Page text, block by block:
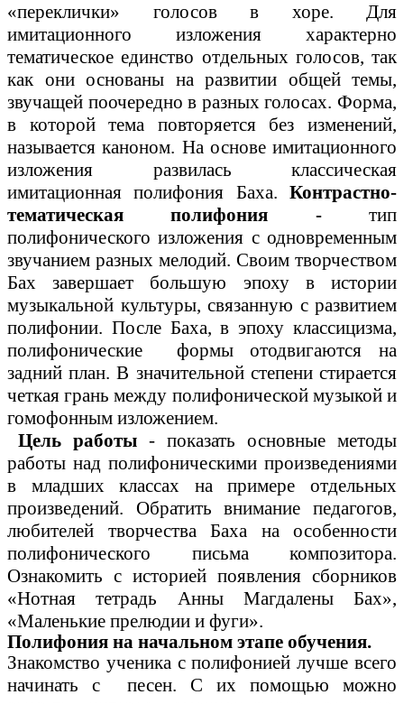
«переклички» голосов в хоре. Для
имитационного изложения характерно
тематическое единство отдельных голосов, так
как они основаны на развитии общей темы,
звучащей поочередно в разных голосах. Форма,
в которой тема повторяется без изменений,
называется каноном. На основе имитационного
изложения развилась классическая
имитационная полифония Баха. Контрастно-
тематическая полифония - тип
полифонического изложения с одновременным
звучанием разных мелодий. Своим творчеством
Бах завершает большую эпоху в истории
музыкальной культуры, связанную с развитием
полифонии. После Баха, в эпоху классицизма,
полифонические формы отодвигаются на
задний план. В значительной степени стирается
четкая грань между полифонической музыкой и
гомофонным изложением.
Цель работы - показать основные методы
работы над полифоническими произведениями
в младших классах на примере отдельных
произведений. Обратить внимание педагогов,
любителей творчества Баха на особенности
полифонического письма композитора.
Ознакомить с историей появления сборников
«Нотная тетрадь Анны Магдалены Бах»,
«Маленькие прелюдии и фуги».
Полифония на начальном этапе обучения.
Знакомство ученика с полифонией лучше всего
начинать с песен. С их помощью можно